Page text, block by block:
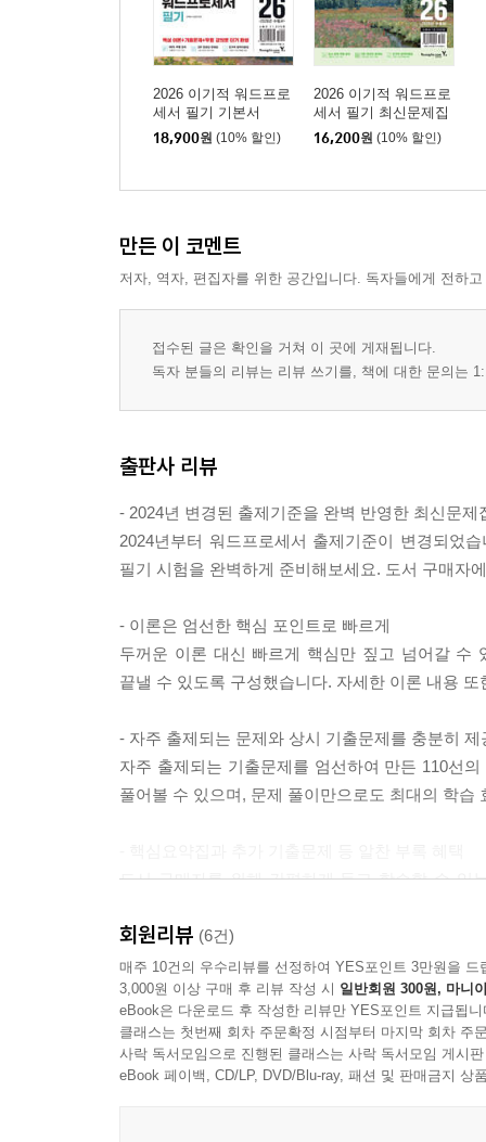
2026 이기적 워드프로
세서 필기 기본서
18,900원 (10% 할인)
2026 이기적 워드프로
세서 필기 최신문제집
16,200원 (10% 할인)
만든 이 코멘트
저자, 역자, 편집자를 위한 공간입니다. 독자들에게 전하
접수된 글은 확인을 거쳐 이 곳에 게재됩니다.
독자 분들의 리뷰는 리뷰 쓰기를, 책에 대한 문의는
출판사 리뷰
- 2024년 변경된 출제기준을 완벽 반영한 최신문제
2024년부터 워드프로세서 출제기준이 변경되었
필기 시험을 완벽하게 준비해보세요. 도서 구매자
- 이론은 엄선한 핵심 포인트로 빠르게
두꺼운 이론 대신 빠르게 핵심만 짚고 넘어갈 수
끝낼 수 있도록 구성했습니다. 자세한 이론 내용
- 자주 출제되는 문제와 상시 기출문제를 충분히 제
자주 출제되는 기출문제를 엄선하여 만든 110선
풀어볼 수 있으며, 문제 풀이만으로도 최대의 학습
도서 구매자를 위해 간편하게 들고 학습할 수 있
- CBT 온라인 문제집
CBT 온라인 문제집을 통해 언제 어디서든 컴퓨
홈페이지(license.youngjin.com)에서 실전처럼 체
-이기적만의 1:1 질문답변 서비스
회원리뷰 (6건)
매주 10건의 우수리뷰를 선정하여 YES포인트 3만원을 드
3,000원 이상 구매 후 리뷰 작성 시 일반회원 300원, 마니
eBook은 다운로드 후 작성한 리뷰만 YES포인트 지급됩니
클래스는 첫번째 회차 주문확정 시점부터 마지막 회차 주
사락 독서모임으로 진행된 클래스는 사락 독서모임 게시
eBook 페이백, CD/LP, DVD/Blu-ray, 패션 및 판매금지 상